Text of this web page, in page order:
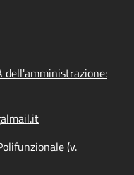
dell'amministrazione:
(v.